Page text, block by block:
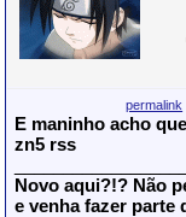
permalink
E maninho acho
zn5 rss
Novo aqui?!? Não
e venha fazer parte